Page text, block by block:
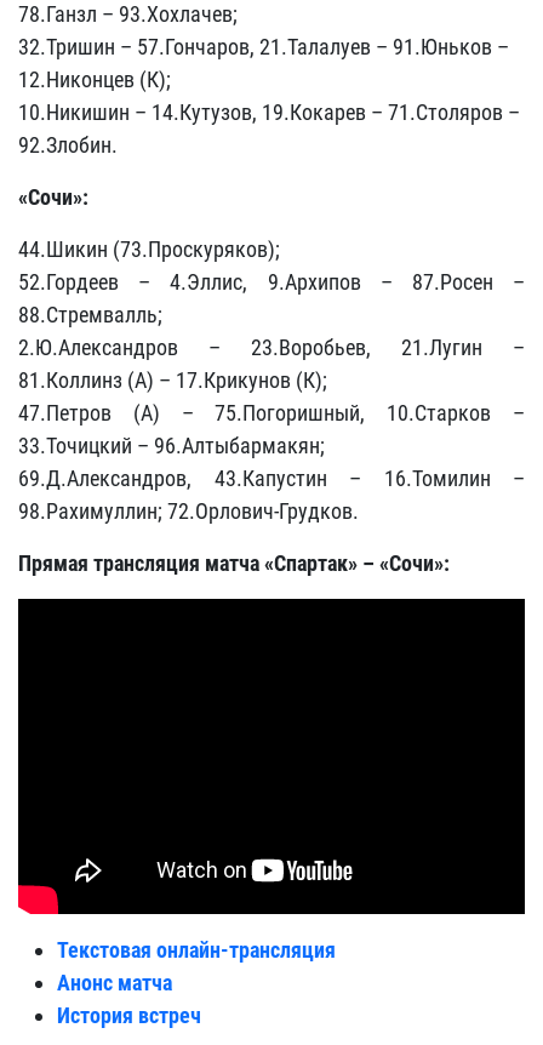
78.Ганзл – 93.Хохлачев;
32.Тришин – 57.Гончаров, 21.Талалуев – 91.Юньков –
12.Никонцев (К);
10.Никишин – 14.Кутузов, 19.Кокарев – 71.Столяров –
92.Злобин.
«Сочи»:
44.Шикин (73.Проскуряков);
52.Гордеев – 4.Эллис, 9.Архипов – 87.Росен –
88.Стремвалль;
2.Ю.Александров – 23.Воробьев, 21.Лугин –
81.Коллинз (А) – 17.Крикунов (К);
47.Петров (А) – 75.Погоришный, 10.Старков –
33.Точицкий – 96.Алтыбармакян;
69.Д.Александров, 43.Капустин – 16.Томилин –
98.Рахимуллин; 72.Орлович-Грудков.
Прямая трансляция матча «Спартак» – «Сочи»:
Текстовая онлайн-трансляция
Анонс матча
История встреч